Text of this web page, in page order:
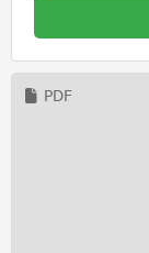
PDF